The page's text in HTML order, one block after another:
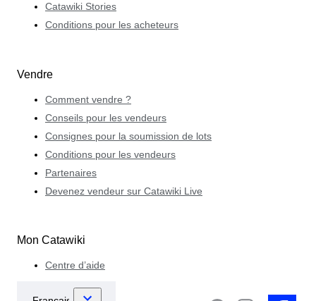
Catawiki Stories
Conditions pour les acheteurs
Vendre
Comment vendre ?
Conseils pour les vendeurs
Consignes pour la soumission de lots
Conditions pour les vendeurs
Partenaires
Devenez vendeur sur Catawiki Live
Mon Catawiki
Centre d’aide